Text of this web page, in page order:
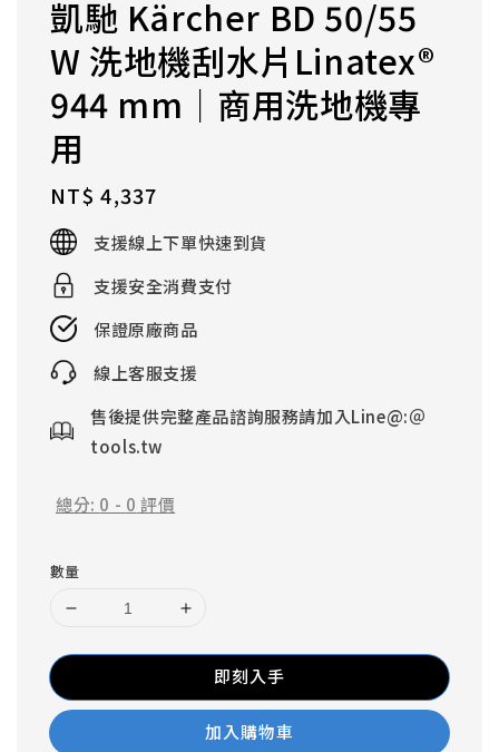
凱馳 Kärcher BD 50/55
W 洗地機刮水片Linatex®
944 mm｜商用洗地機專
用
Regular
price
NT$ 4,337
支援線上下單快速到貨
支援安全消費支付
保證原廠商品
線上客服支援
售後提供完整產品諮詢服務請加入Line@:＠
tools.tw
總分: 0 - 0 評價
數量
即刻入手
加入購物車